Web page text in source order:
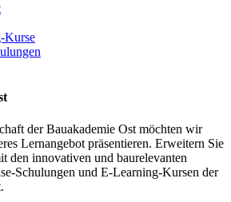
Kurse
der Bauakademie Ost möchten wir
Lernangebot präsentieren. Erweitern Sie
den innovativen und baurelevanten
Schulungen und E-Learning-Kursen der